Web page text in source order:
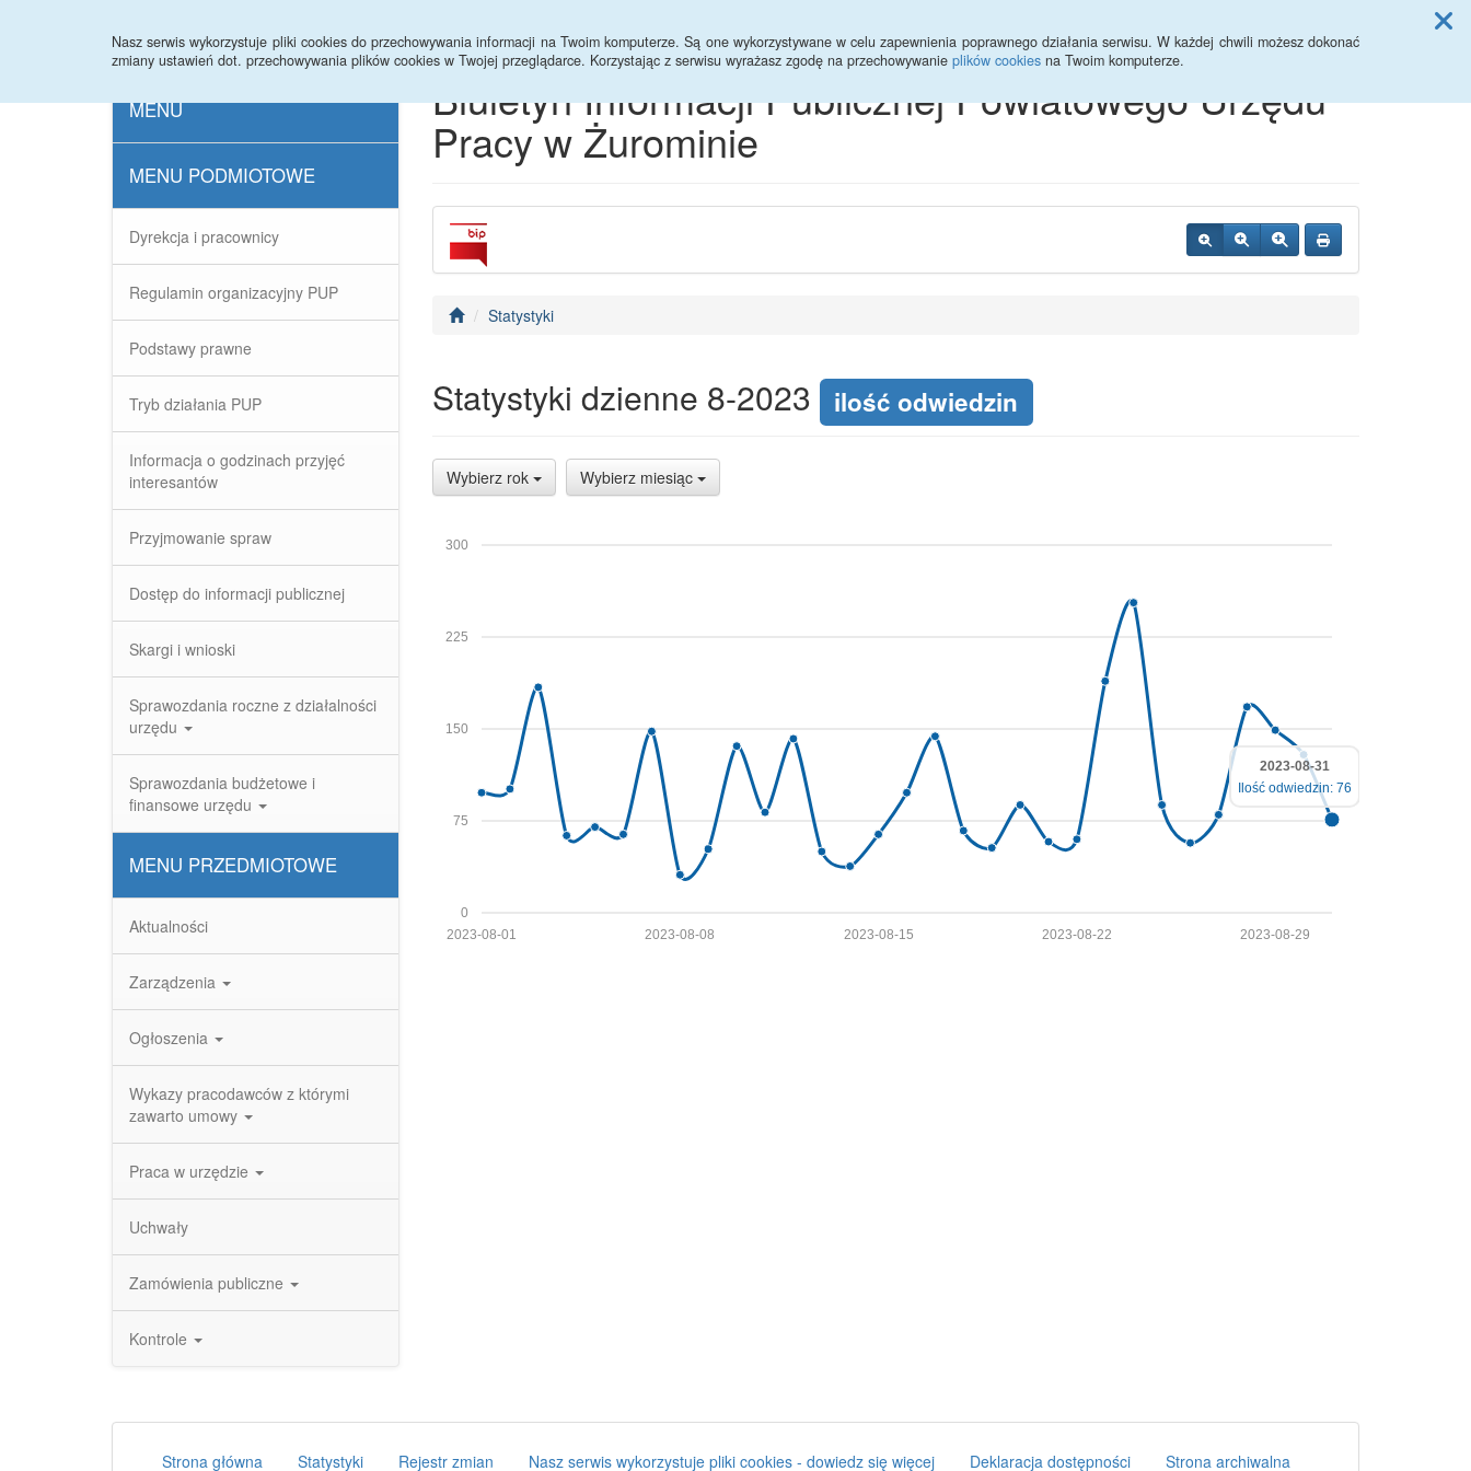
Nasz serwis wykorzystuje pliki cookies do przechowywania informacji na Twoim komputerze. Są one wykorzystywane w celu zapewnienia poprawnego działania serwisu. W każdej chwili możesz dokonać
zmiany ustawień dot. przechowywania plików cookies w Twojej przeglądarce. Korzystając z serwisu wyrażasz zgodę na przechowywanie plików cookies na Twoim komputerze.
MENU
MENU PODMIOTOWE
Dyrekcja i pracownicy
Regulamin organizacyjny PUP
Podstawy prawne
Tryb działania PUP
Informacja o godzinach przyjęć
interesantów
Przyjmowanie spraw
Dostęp do informacji publicznej
Skargi i wnioski
Sprawozdania roczne z działalności
urzędu
Sprawozdania budżetowe i
finansowe urzędu
MENU PRZEDMIOTOWE
Aktualności
Zarządzenia
Ogłoszenia
Wykazy pracodawców z którymi
zawarto umowy
Praca w urzędzie
Uchwały
Zamówienia publiczne
Kontrole
Biuletyn Informacji Publicznej Powiatowego Urzędu
Pracy w Żurominie
Statystyki
Statystyki dzienne 8-2023 ilość odwiedzin
Wybierz rok Wybierz miesiąc
0
75
150
225
300
2023-08-29
2023-08-22
2023-08-15
2023-08-08
2023-08-01
2023-08-31
Ilość odwiedzin: 76
Strona główna Statystyki Rejestr zmian Nasz serwis wykorzystuje pliki cookies - dowiedz się więcej Deklaracja dostępności Strona archiwalna